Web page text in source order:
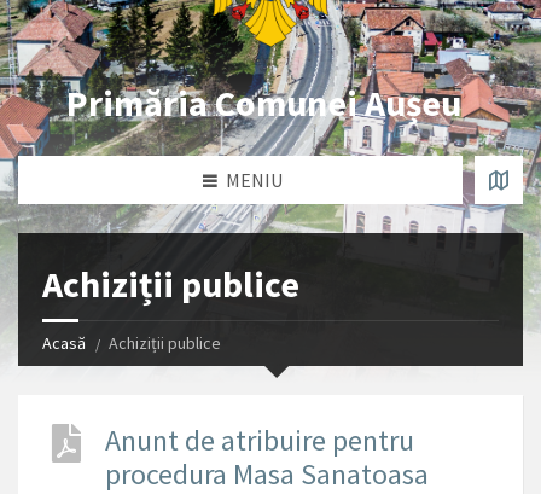
Primăria Comunei Aușeu
MENIU
Achiziții publice
Acasă Achiziții publice
Anunt de atribuire pentru
procedura Masa Sanatoasa